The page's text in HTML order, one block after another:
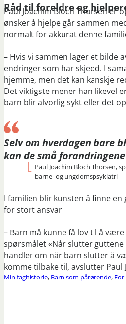
Råd til foreldre og
Paul Joachim Bloch Thorsen er
ønsker å hjelpe går sammen
normalt for akkurat denne
– Hvis vi sammen lager et bilde
endringer som har skjedd. I
hjemme, men det kan kanskje
Det viktigste mener han likevel
barn blir alvorlig sykt eller det
Selv om hverdagen bare
kan de små
Paul Joachim Bloch Thorsen,
barne- og ungdomspsykiatri
I familien blir kunsten å finne
for stort ansvar.
– Barn må kunne få lov til å
spørsmålet «Når slutter
handler om når barn slutter å
komme tilbake til, avslutter Paul
Min faghistorie, Barn som pårørende, For